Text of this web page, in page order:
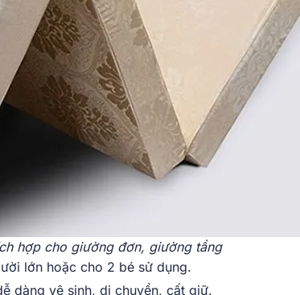
hợp cho giường đơn, giường tầng
lớn hoặc cho 2 bé sử dụng.
dàng vệ sinh, di chuyển, cất giữ.